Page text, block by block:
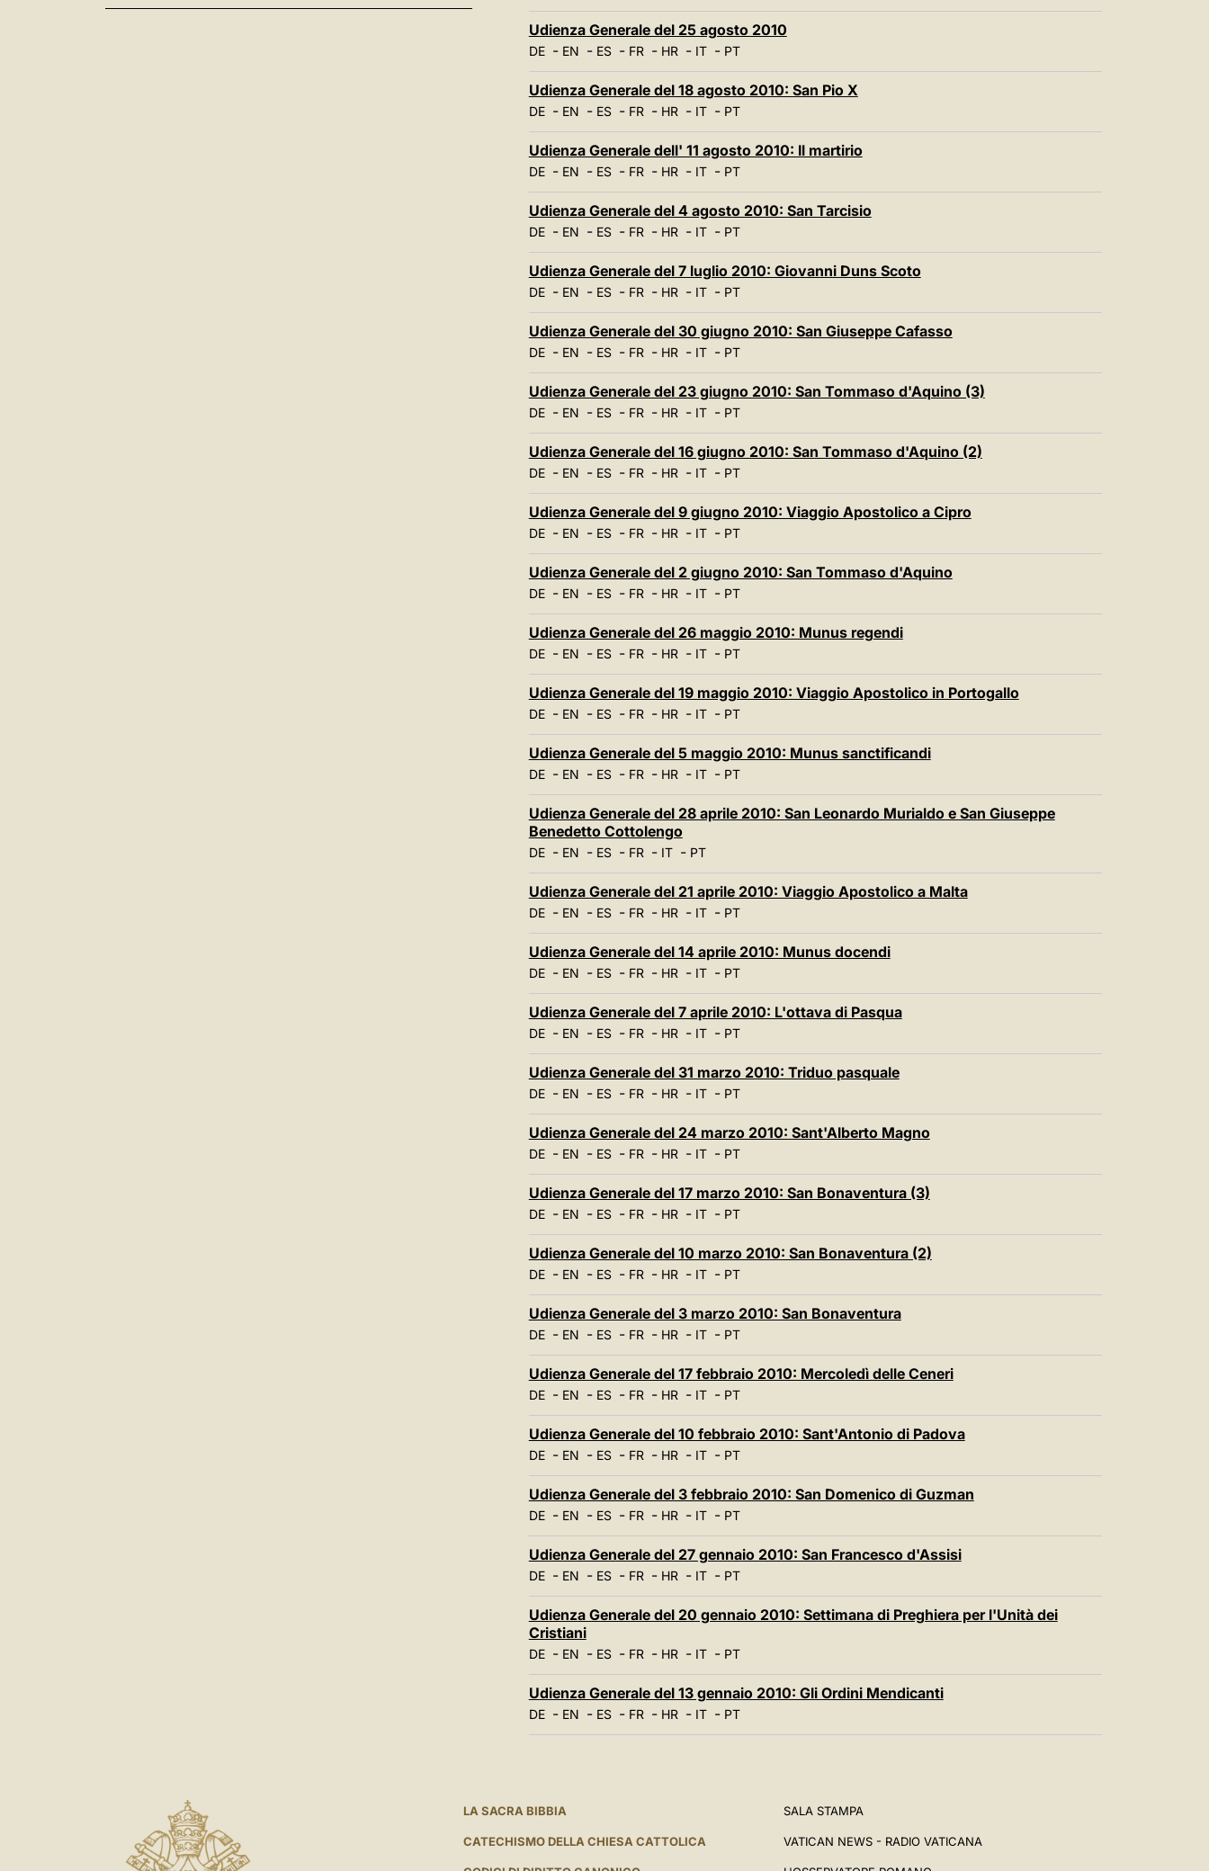
Udienza Generale del 25 agosto 2010
DE- EN - ES- FR- HR- IT- PT
Udienza Generale del 18 agosto 2010: San Pio X
DE- EN - ES- FR- HR- IT- PT
Udienza Generale dell' 11 agosto 2010: Il martirio
DE- EN - ES- FR- HR- IT- PT
Udienza Generale del 4 agosto 2010: San Tarcisio
DE- EN - ES- FR- HR- IT- PT
Udienza Generale del 7 luglio 2010: Giovanni Duns Scoto
DE- EN - ES- FR- HR- IT- PT
Udienza Generale del 30 giugno 2010: San Giuseppe Cafasso
DE- EN - ES- FR- HR- IT- PT
Udienza Generale del 23 giugno 2010: San Tommaso d'Aquino (3)
DE- EN - ES- FR- HR- IT- PT
Udienza Generale del 16 giugno 2010: San Tommaso d'Aquino (2)
DE- EN - ES- FR- HR- IT- PT
Udienza Generale del 9 giugno 2010: Viaggio Apostolico a Cipro
DE- EN - ES- FR- HR- IT- PT
Udienza Generale del 2 giugno 2010: San Tommaso d'Aquino
DE- EN - ES- FR- HR- IT- PT
Udienza Generale del 26 maggio 2010: Munus regendi
DE- EN - ES- FR- HR- IT- PT
Udienza Generale del 19 maggio 2010: Viaggio Apostolico in Portogallo
DE- EN - ES- FR- HR- IT- PT
Udienza Generale del 5 maggio 2010: Munus sanctificandi
DE- EN - ES- FR- HR- IT- PT
Udienza Generale del 28 aprile 2010: San Leonardo Murialdo e San Giuseppe
Benedetto Cottolengo
DE- EN - ES- FR- IT- PT
Udienza Generale del 21 aprile 2010: Viaggio Apostolico a Malta
DE- EN - ES- FR- HR- IT- PT
Udienza Generale del 14 aprile 2010: Munus docendi
DE- EN - ES- FR- HR- IT- PT
Udienza Generale del 7 aprile 2010: L'ottava di Pasqua
DE- EN - ES- FR- HR- IT- PT
Udienza Generale del 31 marzo 2010: Triduo pasquale
DE- EN - ES- FR- HR- IT- PT
Udienza Generale del 24 marzo 2010: Sant'Alberto Magno
DE- EN - ES- FR- HR- IT- PT
Udienza Generale del 17 marzo 2010: San Bonaventura (3)
DE- EN - ES- FR- HR- IT- PT
Udienza Generale del 10 marzo 2010: San Bonaventura (2)
DE- EN - ES- FR- HR- IT- PT
Udienza Generale del 3 marzo 2010: San Bonaventura
DE- EN - ES- FR- HR- IT- PT
Udienza Generale del 17 febbraio 2010: Mercoledì delle Ceneri
DE- EN - ES- FR- HR- IT- PT
Udienza Generale del 10 febbraio 2010: Sant'Antonio di Padova
DE- EN - ES- FR- HR- IT- PT
Udienza Generale del 3 febbraio 2010: San Domenico di Guzman
DE- EN - ES- FR- HR- IT- PT
Udienza Generale del 27 gennaio 2010: San Francesco d'Assisi
DE- EN - ES- FR- HR- IT- PT
Udienza Generale del 20 gennaio 2010: Settimana di Preghiera per l'Unità dei
Cristiani
DE- EN - ES- FR- HR- IT- PT
Udienza Generale del 13 gennaio 2010: Gli Ordini Mendicanti
DE- EN - ES- FR- HR- IT- PT
LA SACRA BIBBIA
CATECHISMO DELLA CHIESA CATTOLICA
SALA STAMPA
VATICAN NEWS - RADIO VATICANA